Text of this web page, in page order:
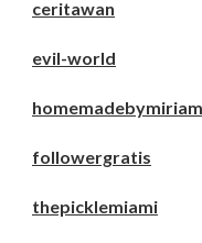
ceritawan
evil-world
homemadebymiriam
followergratis
thepicklemiami